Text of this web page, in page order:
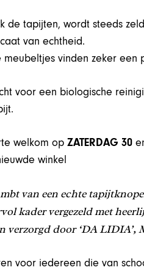
de tapijten, wordt steeds
van echtheid.
vinden zeker een
voor een biologische
welkom opZATERDAG 30
winkel
van een echte
kader vergezeld met
verzorgd door ‘DA LIDIA’,
voor iedereen die van